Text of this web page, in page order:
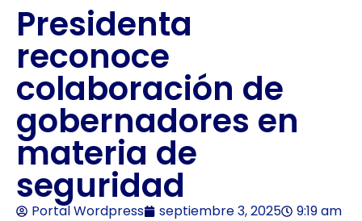
Presidenta
reconoce
colaboración de
gobernadores en
materia de
seguridad
Portal Wordpress septiembre 3, 2025 9:19 am